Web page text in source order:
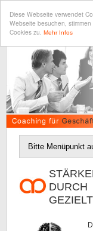
Diese Webseite verwendet
Webseite besuchen,
Cookies zu. Mehr Infos
DURCH